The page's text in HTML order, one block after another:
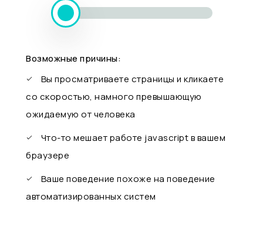
Возможные причины:
Вы просматриваете страницы и кликаете
со скоростью, намного превышающую
ожидаемую от человека
Что-то мешает работе javascript в вашем
браузере
Ваше поведение похоже на поведение
автоматизированных систем